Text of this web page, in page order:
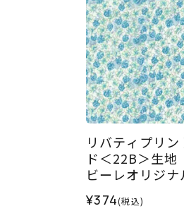
リバティプリ
ド＜22B＞生地
ビーレオリジ
¥374(税込)